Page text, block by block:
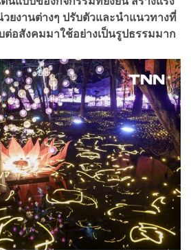
ยงานต่างๆ ปรับตัวและนำแนวทางที่
ต่อสังคมมาใช้อย่างเป็นรูปธรรมมาก